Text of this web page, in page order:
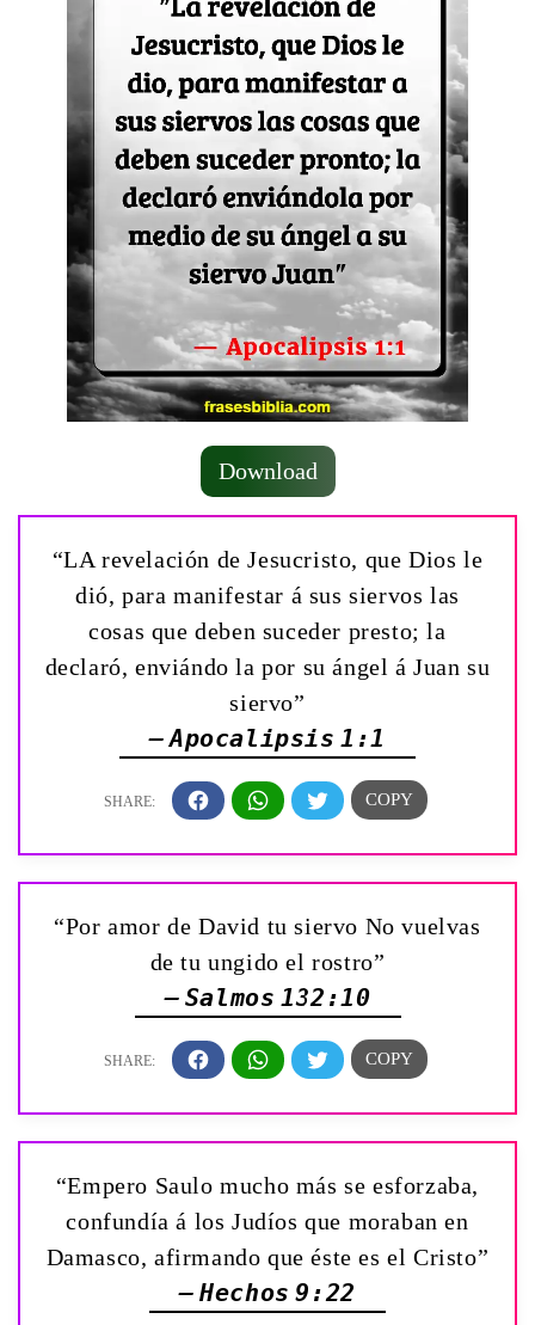
Download
“LA revelación de Jesucristo, que Dios le
dió, para manifestar á sus siervos las
cosas que deben suceder presto; la
declaró, enviándo la por su ángel á Juan su
siervo”
— Apocalipsis 1:1
“Por amor de David tu siervo No vuelvas
de tu ungido el rostro”
— Salmos 132:10
“Empero Saulo mucho más se esforzaba,
confundía á los Judíos que moraban en
Damasco, afirmando que éste es el Cristo”
— Hechos 9:22